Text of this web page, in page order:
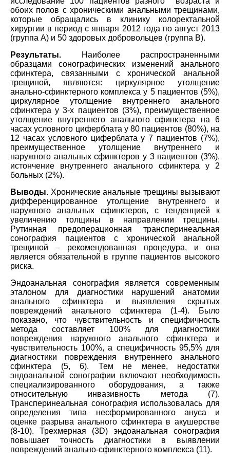
обоих полов с хроническими анальными трещинами,
которые обращались в клинику колоректальной
хирургии в период с января 2012 года по август 2013
(группа А) и 50 здоровых добровольцев (группа В).
Результаты. Наиболее распространенными
образцами сонографических изменений анального
сфинктера, связанными с хронической анальной
трещиной, являются: циркулярное утолщение
анально-сфинктерного комплекса у 5 пациентов (5%),
циркулярное утолщение внутреннего анального
сфинктера у 3-х пациентов (3%), преимущественное
утолщение внутреннего анального сфинктера на 6
часах условного циферблата у 80 пациентов (80%), на
12 часах условного циферблата у 7 пациентов (7%),
преимущественное утолщение внутреннего и
наружного анальных сфинктеров у 3 пациентов (3%),
истончение внутреннего анального сфинктера у 2
больных (2%).
Выводы. Хронические анальные трещины вызывают
дифференцированное утолщение внутреннего и
наружного анальных сфинктеров, с тенденцией к
увеличению толщины в направлении трещины.
Рутинная предоперационная трансперинеальная
сонография пациентов с хронической анальной
трещиной – рекомендованная процедура, и она
является обязательной в группе пациентов высокого
риска.
Эндоанальная сонография является современным
эталоном для диагностики нарушений анатомии
анального сфинктера и выявления скрытых
повреждений анального сфинктера (1-4). Было
показано, что чувствительность и специфичность
метода составляет 100% для диагностики
повреждения наружного анального сфинктера и
чувствительность 100%, а специфичность 95,5% для
диагностики повреждения внутреннего анального
сфинктера (5, 6). Тем не менее, недостатки
эндоанальной сонографии включают необходимость
специализированного оборудования, а также
относительную инвазивность метода (7).
Трансперинеальная сонография использовалась для
определения типа несформированного ануса и
оценке разрыва анального сфинктера в акушерстве
(8-10). Трехмерная (3D) эндоанальная сонография
повышает точность диагностики в выявлении
повреждений анально-сфинктерного комплекса (11).